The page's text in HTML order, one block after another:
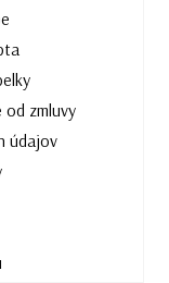
od zmluvy
údajov